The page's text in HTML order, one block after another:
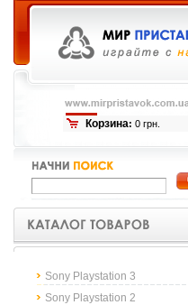
Корзина: 0 грн.
Sony Playstation 3
Sony Playstation 2